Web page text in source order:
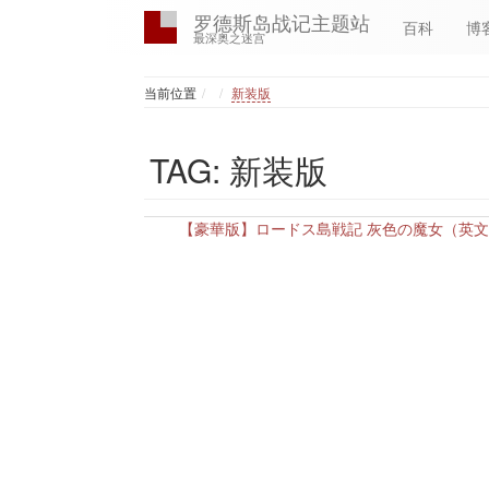
罗德斯岛战记主题站
最深奥之迷宫 百科 博
当前位置 Home新装版
TAG: 新装版
【豪華版】ロードス島戦記 灰色の魔女（英文